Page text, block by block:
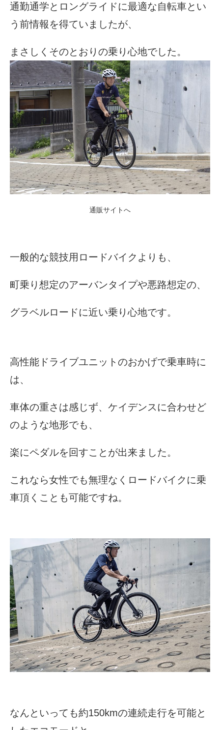
メディア
募集中の求人情報
法人様
法人様向け割引
その他
お問い合わせ
個人情報保護
通勤通学とロングライドに最適な自転車とい
う前情報を得ていましたが、
まさしくそのとおりの乗り心地でした。
通販サイトへ
一般的な競技用ロードバイクよりも、
町乗り想定のアーバンタイプや悪路想定の、
グラベルロードに近い乗り心地です。
高性能ドライブユニットのおかげで乗車時に
は、
車体の重さは感じず、ケイデンスに合わせど
のような地形でも、
楽にペダルを回すことが出来ました。
これなら女性でも無理なくロードバイクに乗
車頂くことも可能ですね。
なんといっても約150kmの連続走行を可能と